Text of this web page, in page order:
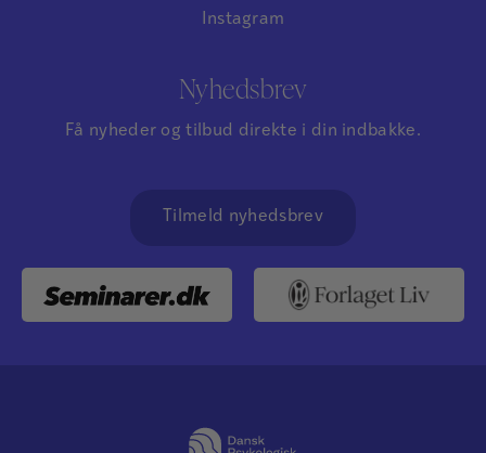
Instagram
Nyhedsbrev
Få nyheder og tilbud direkte i din indbakke.
Tilmeld nyhedsbrev